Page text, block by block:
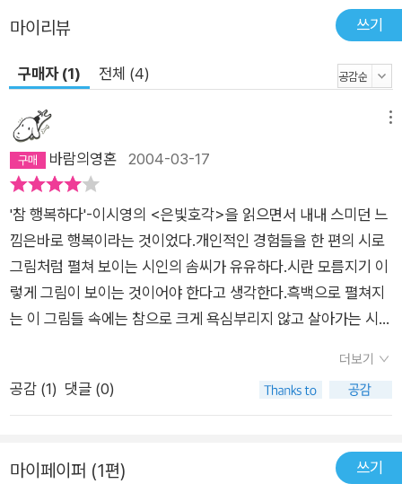
마이리뷰 쓰기
구매자 (1) 전체 (4)
바람의영혼 2004-03-17
'참 행복하다'-이시영의 <은빛호각>을 읽으면서 내내 스미던 느
낌은바로 행복이라는 것이었다.개인적인 경험들을 한 편의 시로
그림처럼 펼쳐 보이는 시인의 솜씨가 유유하다.시란 모름지기 이
렇게 그림이 보이는 것이어야 한다고 생각한다.흑백으로 펼쳐지
는 이 그림들 속에는 참으로 크게 욕심부리지 않고 살아가는 시인
다.그의 시에는 사람을 향한 애정만큼의 꽃송이들이 봉긋봉긋 피
어있다. 소설집 한권을 읽고 난 기분이 들만큼 수런수런,수많은
가슴이 에였음직한 일들도...그 힘겨웠을 기억들마저도 이렇게 따
뜻하게 풀어 내다니, 기억이 추억이 되면 이토록 따스해지는 것인
더보기
공감 (1) 댓글 (0)
마이페이퍼 (1편) 쓰기